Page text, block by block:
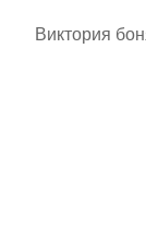
Виктория